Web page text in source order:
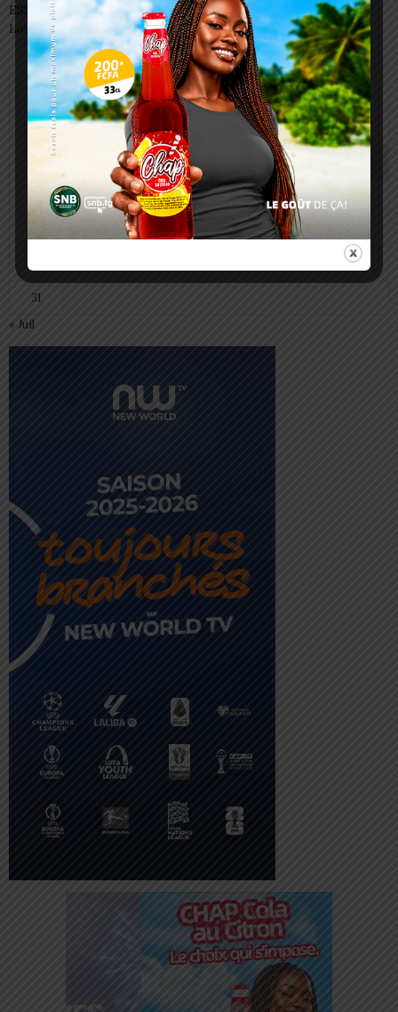
ESSAL 2026 : les admissibles convoqués pour la visite médicale à
Lomé
août 2026
M M J V S D
1 2
5
10 11 12 13 14 15 16
17 18 19 21 22 23
30
31
« Juil